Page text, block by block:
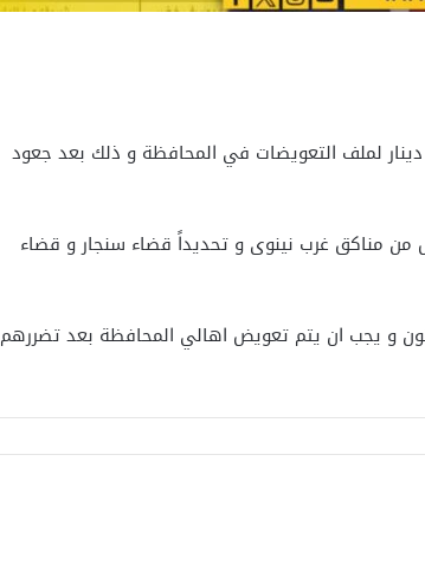
نينوى عبد القادر الدخيل استحصال 14 مليار دينار لملف التعويضات في المحافظة و ذلك بعد جعود
مبالغ التعويضات ل5 آلاف شخص من مناكق غرب نينوى و تحديداً قضاء سنجار و قضاء
و يجب ان يتم تعويض اهالي المحافظة بعد تضررهم